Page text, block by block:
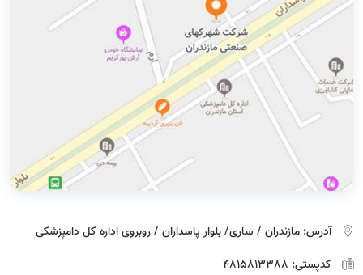
آدرس: مازندران / ساری/ بلوار پاسداران / روبروی اداره كل دامپزشكی
کدپستی: 4815813388